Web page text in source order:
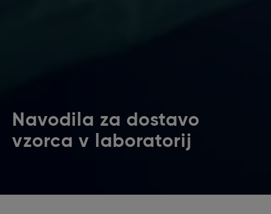
Navodila za dostavo
vzorca v laboratorij